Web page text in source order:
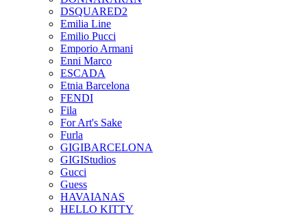
DSQUARED2
Emilia Line
Emilio Pucci
Emporio Armani
Enni Marco
ESCADA
Etnia Barcelona
FENDI
Fila
For Art's Sake
Furla
GIGIBARCELONA
GIGIStudios
Gucci
Guess
HAVAIANAS
HELLO KITTY